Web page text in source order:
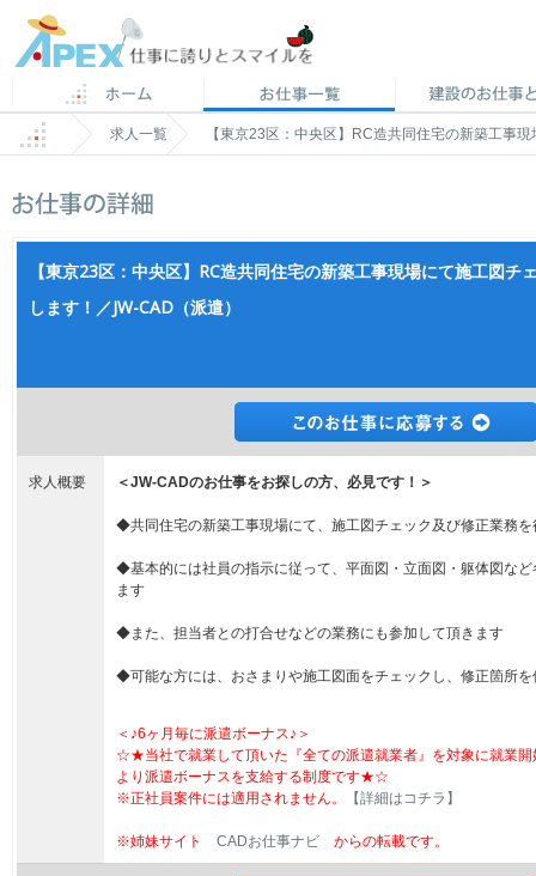
求人一覧 【東京23区：中央区】RC造共同住宅の新築工事
【東京23区：中央区】RC造共同住宅の新築工事現場にて施工図チ
します！／JW-CAD（派遣）
求人概要 ＜JW-CADのお仕事をお探しの方、必見です！＞
◆共同住宅の新築工事現場にて、施工図チェック及び修正業務を
◆基本的には社員の指示に従って、平面図・立面図・躯体図な
ます
◆また、担当者との打合せなどの業務にも参加して頂きます
◆可能な方には、おさまりや施工図面をチェックし、修正箇所
＜♪6ヶ月毎に派遣ボーナス♪＞
☆★当社で就業して頂いた『全ての派遣就業者』を対象に就業開
より派遣ボーナスを支給する制度です★☆
※正社員案件には適用されません。
【詳細はコチラ】
※姉妹サイト CADお仕事ナビ からの転載です。